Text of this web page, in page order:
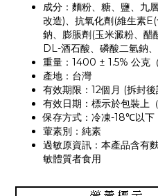
成分：麵粉、糖、鹽、九
改造)、抗氧化劑(維生素
鈉、膨脹劑(玉米澱粉、醋
DL-酒石酸、磷酸二氫鈉
重量：1400 ± 1.5% 公克（
產地：台灣
有效期限：12個月 (拆封
有效日期：標示於包裝上
保存方式：冷凍-18℃以下
葷素別：純素
過敏原資訊：本產品含有
敏體質者食用